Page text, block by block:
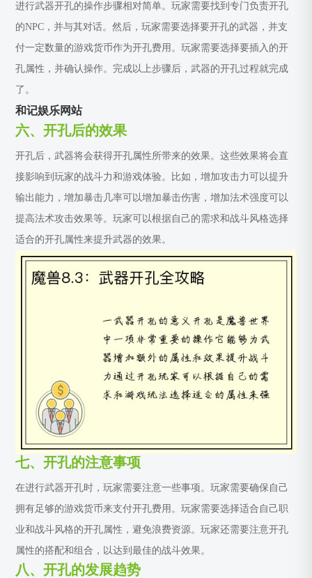
进行武器开孔的操作步骤相对简单。玩家需要找到专门负责开孔
的NPC，并与其对话。然后，玩家需要选择要开孔的武器，并支
付一定数量的游戏货币作为开孔费用。玩家需要选择要插入的开
孔属性，并确认操作。完成以上步骤后，武器的开孔过程就完成
了。
和记娱乐网站
六、开孔后的效果
开孔后，武器将会获得开孔属性所带来的效果。这些效果将会直
接影响到玩家的战斗力和游戏体验。比如，增加攻击力可以提升
输出能力，增加暴击几率可以增加暴击伤害，增加法术强度可以
提高法术攻击效果等。玩家可以根据自己的需求和战斗风格选择
适合的开孔属性来提升武器的效果。
七、开孔的注意事项
在进行武器开孔时，玩家需要注意一些事项。玩家需要确保自己
拥有足够的游戏货币来支付开孔费用。玩家需要选择适合自己职
业和战斗风格的开孔属性，避免浪费资源。玩家还需要注意开孔
属性的搭配和组合，以达到最佳的战斗效果。
八、开孔的发展趋势